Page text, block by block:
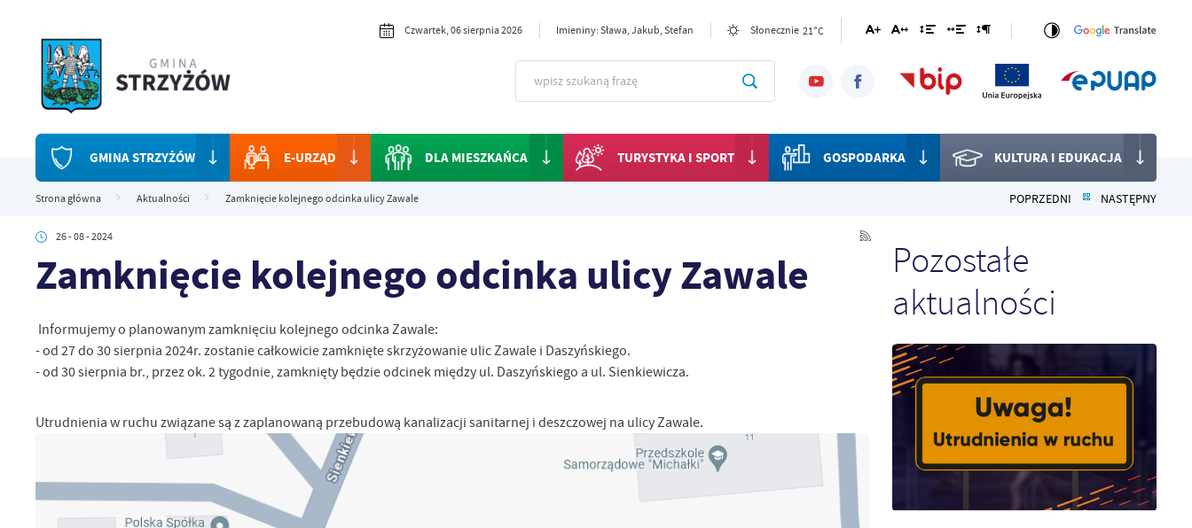
Czwartek, 06 sierpnia 2026 Imieniny: Sława, Jakub, Stefan Słonecznie 21°C
GMINA STRZYŻÓW E-URZĄD DLA MIESZKAŃCA TURYSTYKA I SPORT GOSPODARKA KULTURA I EDUKACJA
Strona główna Aktualności Zamknięcie kolejnego odcinka ulicy Zawale POPRZEDNI NASTĘPNY
26 - 08 - 2024
Zamknięcie kolejnego odcinka ulicy Zawale
Informujemy o planowanym zamknięciu kolejnego odcinka Zawale:
- od 27 do 30 sierpnia 2024r. zostanie całkowicie zamknięte skrzyżowanie ulic Zawale i Daszyńskiego.
- od 30 sierpnia br., przez ok. 2 tygodnie, zamknięty będzie odcinek między ul. Daszyńskiego a ul. Sienkiewicza.
Utrudnienia w ruchu związane są z zaplanowaną przebudową kanalizacji sanitarnej i deszczowej na ulicy Zawale.
Pozostałe
aktualności